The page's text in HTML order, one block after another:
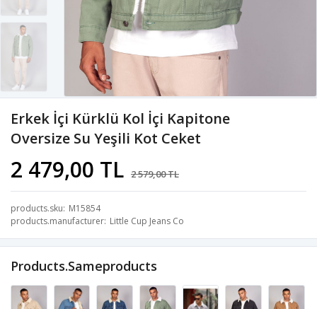
Erkek İçi Kürklü Kol İçi Kapitone
Oversize Su Yeşili Kot Ceket
2 479,00 TL 2 579,00 TL
products.sku M15854
products.manufacturer Little Cup Jeans Co
Products.sameproducts